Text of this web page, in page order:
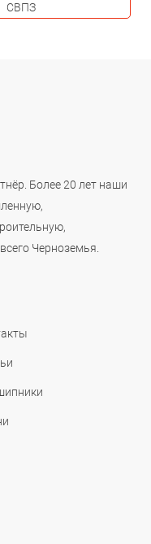
СВПЗ
Более 20 лет наши
Черноземья.